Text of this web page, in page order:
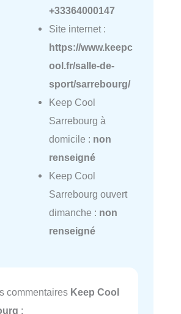
+33364000147
Site internet :
https://www.keepc
ool.fr/salle-de-
sport/sarrebourg/
Keep Cool
Sarrebourg à
domicile : non
renseigné
Keep Cool
Sarrebourg ouvert
dimanche : non
renseigné
commentaires Keep Cool
: